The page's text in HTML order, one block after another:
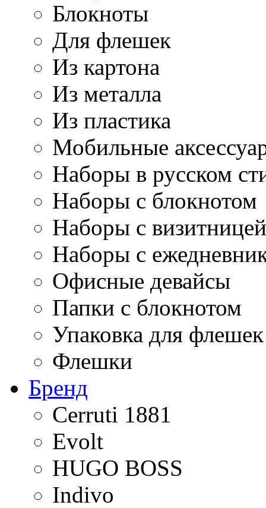
Блокноты
Для флешек
Из картона
Из металла
Из пластика
Мобильные
Наборы в русском
Наборы с блокнотом
Наборы с визитницей
Наборы с
Офисные девайсы
Папки с блокнотом
Упаковка для флешек
Флешки
Бренд
Cerruti 1881
Evolt
HUGO BOSS
Indivo